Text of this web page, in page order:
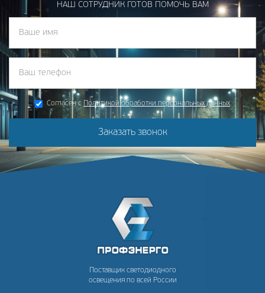
НАШ СОТРУДНИК ГОТОВ ПОМОЧЬ ВАМ
Согласен с Политикой обработки персональных данных
Заказать звонок
Поставщик светодиодного
освещения по всей России